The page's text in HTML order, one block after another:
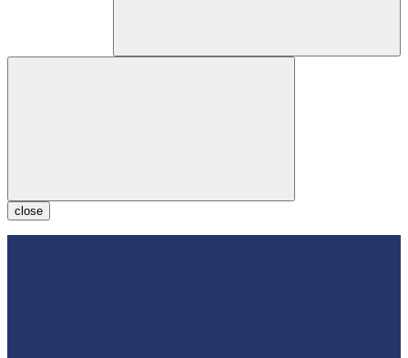
close